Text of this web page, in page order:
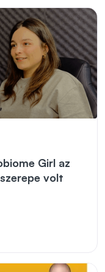
Girl az
volt